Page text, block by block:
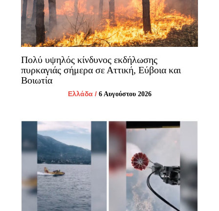
Πολύ υψηλός κίνδυνος εκδήλωσης
πυρκαγιάς σήμερα σε Αττική, Εύβοια και
Βοιωτία
Ελλάδα/ 6 Αυγούστου 2026